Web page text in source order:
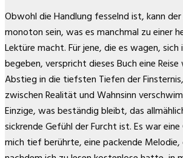
Obwohl die Handlung fesselnd ist, kann
monoton sein, was es manchmal zu einer
Lektüre macht. Für jene, die es wagen, sich
begeben, verspricht dieses Buch eine
Abstieg in die tiefsten Tiefen der
zwischen Realität und Wahnsinn
Einzige, was beständig bleibt, das
sickrende Gefühl der Furcht ist. Es war
mich tief berührte, eine packende Melodie,